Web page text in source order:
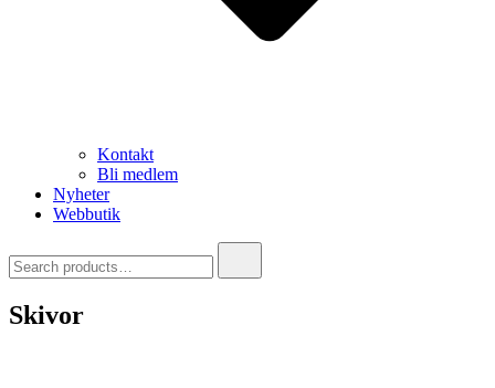
Kontakt
Bli medlem
Nyheter
Webbutik
for:
Skivor